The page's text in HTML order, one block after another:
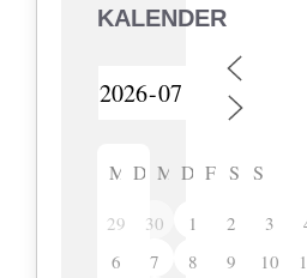
KALENDER
M D M D F S S
29 30 1 2 3
6
7 8 9 10